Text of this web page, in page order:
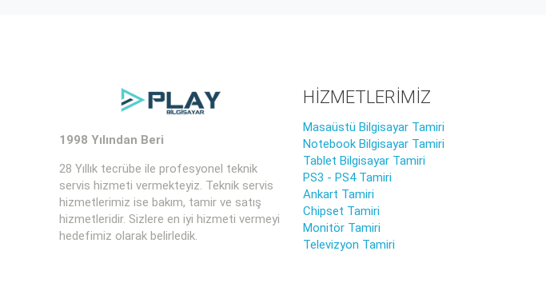
1998 Yılından Beri
28 Yıllık tecrübe ile profesyonel teknik
servis hizmeti vermekteyiz. Teknik servis
hizmetlerimiz ise bakım, tamir ve satış
hizmetleridir. Sizlere en iyi hizmeti vermeyi
hedefimiz olarak belirledik.
HİZMETLERİMİZ
Masaüstü Bilgisayar Tamiri
Notebook Bilgisayar Tamiri
Tablet Bilgisayar Tamiri
PS3 - PS4 Tamiri
Ankart Tamiri
Chipset Tamiri
Monitör Tamiri
Televizyon Tamiri